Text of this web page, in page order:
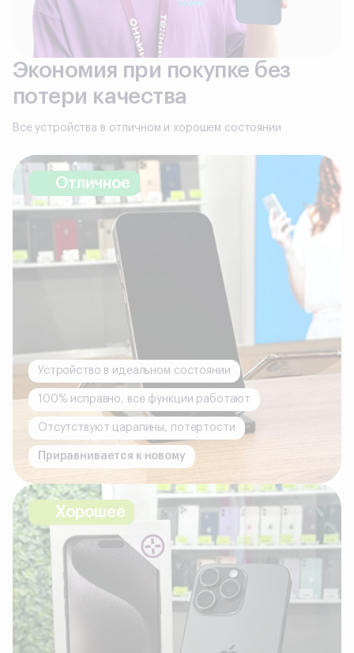
Экономия при покупке без
потери качества
Все устройства в отличном и хорошем состоянии
Отличное
Устройство в идеальном состоянии
100% исправно, все функции работают
Отсутствуют царапины, потертости
Приравнивается к новому
Хорошее